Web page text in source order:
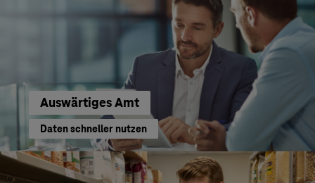
Auswärtiges Amt
Daten schneller nutzen